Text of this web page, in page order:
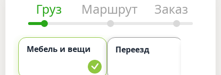
Груз Маршрут Заказ
Мебель и вещи Переезд